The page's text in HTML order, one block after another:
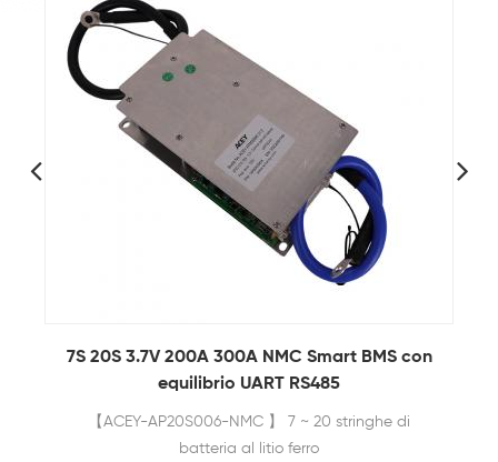
6S-21S 3.2V 100A 200A Software Lifepo4
Smart BMS con UART
ACEY-AP21S001 è appositamente progettato per 6
~ 21 stringhe di pacchi batteria al litio.